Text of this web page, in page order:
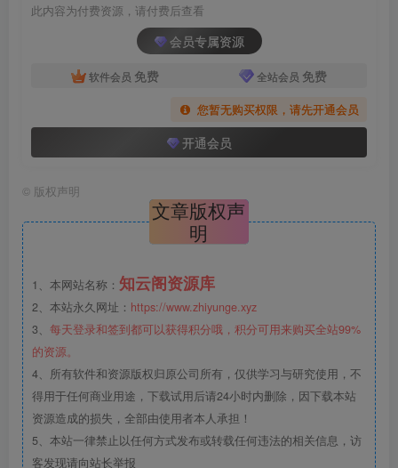
此内容为付费资源，请付费后查看
会员专属资源
软件会员 免费 全站会员 免费
您暂无购买权限，请先开通会员
开通会员
© 版权声明
文章版权声
明
1、本网站名称： 知云阁资源库
2、本站永久网址： https://www.zhiyunge.xyz
3、 每天登录和签到都可以获得积分哦，积分可用来购买全站99%
的资源。
4、所有软件和资源版权归原公司所有，仅供学习与研究使用，不
得用于任何商业用途，下载试用后请24小时内删除，因下载本站
资源造成的损失，全部由使用者本人承担！
5、本站一律禁止以任何方式发布或转载任何违法的相关信息，访
客发现请向站长举报